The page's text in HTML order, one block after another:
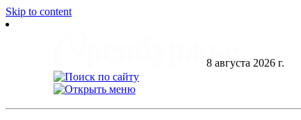
Skip to content
8 августа 2026 г.